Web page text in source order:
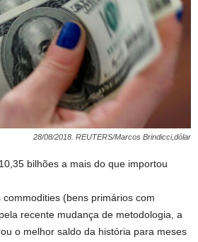
28/08/2018. REUTERS/Marcos Brindicci,dólar
bilhões a mais do que importou
(bens primários com
recente mudança de metodologia, a
o melhor saldo da história para meses